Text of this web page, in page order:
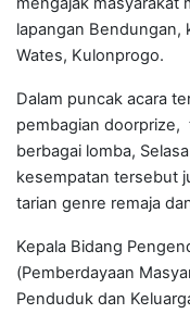
lapangan Bendungan,
Wates, Kulonprogo.
Dalam puncak acara
pembagian doorprize,
berbagai lomba,
kesempatan tersebut
tarian genre remaja
Kepala Bidang
(Pemberdayaan
Penduduk dan